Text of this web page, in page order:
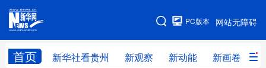
网站无障碍
PC版本
首页 新华社看贵州 新观察 新动能 新画卷
网站地图